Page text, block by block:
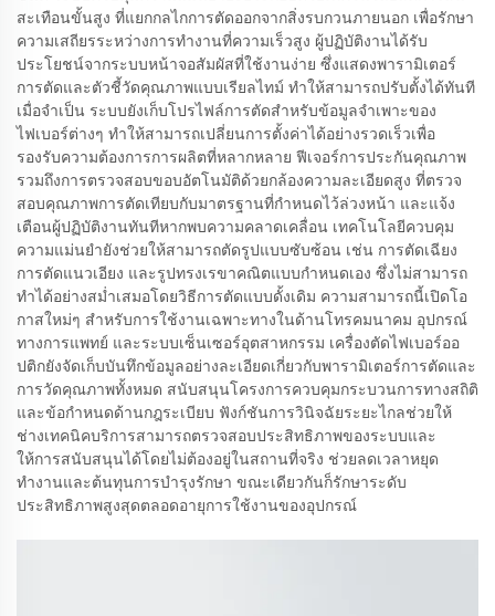
สะเทือนขั้นสูง ที่แยกกลไกการตัดออกจากสิ่งรบกวนภายนอก เพื่อรักษา
ความเสถียรระหว่างการทำงานที่ความเร็วสูง ผู้ปฏิบัติงานได้รับ
ประโยชน์จากระบบหน้าจอสัมผัสที่ใช้งานง่าย ซึ่งแสดงพารามิเตอร์
การตัดและตัวชี้วัดคุณภาพแบบเรียลไทม์ ทำให้สามารถปรับตั้งได้ทันที
เมื่อจำเป็น ระบบยังเก็บโปรไฟล์การตัดสำหรับข้อมูลจำเพาะของ
ไฟเบอร์ต่างๆ ทำให้สามารถเปลี่ยนการตั้งค่าได้อย่างรวดเร็วเพื่อ
รองรับความต้องการการผลิตที่หลากหลาย ฟีเจอร์การประกันคุณภาพ
รวมถึงการตรวจสอบขอบอัตโนมัติด้วยกล้องความละเอียดสูง ที่ตรวจ
สอบคุณภาพการตัดเทียบกับมาตรฐานที่กำหนดไว้ล่วงหน้า และแจ้ง
เตือนผู้ปฏิบัติงานทันทีหากพบความคลาดเคลื่อน เทคโนโลยีควบคุม
ความแม่นยำยังช่วยให้สามารถตัดรูปแบบซับซ้อน เช่น การตัดเฉียง
การตัดแนวเอียง และรูปทรงเรขาคณิตแบบกำหนดเอง ซึ่งไม่สามารถ
ทำได้อย่างสม่ำเสมอโดยวิธีการตัดแบบดั้งเดิม ความสามารถนี้เปิดโอ
กาสใหม่ๆ สำหรับการใช้งานเฉพาะทางในด้านโทรคมนาคม อุปกรณ์
ทางการแพทย์ และระบบเซ็นเซอร์อุตสาหกรรม เครื่องตัดไฟเบอร์ออ
ปติกยังจัดเก็บบันทึกข้อมูลอย่างละเอียดเกี่ยวกับพารามิเตอร์การตัดและ
การวัดคุณภาพทั้งหมด สนับสนุนโครงการควบคุมกระบวนการทางสถิติ
และข้อกำหนดด้านกฎระเบียบ ฟังก์ชันการวินิจฉัยระยะไกลช่วยให้
ช่างเทคนิคบริการสามารถตรวจสอบประสิทธิภาพของระบบและ
ให้การสนับสนุนได้โดยไม่ต้องอยู่ในสถานที่จริง ช่วยลดเวลาหยุด
ทำงานและต้นทุนการบำรุงรักษา ขณะเดียวกันก็รักษาระดับ
ประสิทธิภาพสูงสุดตลอดอายุการใช้งานของอุปกรณ์